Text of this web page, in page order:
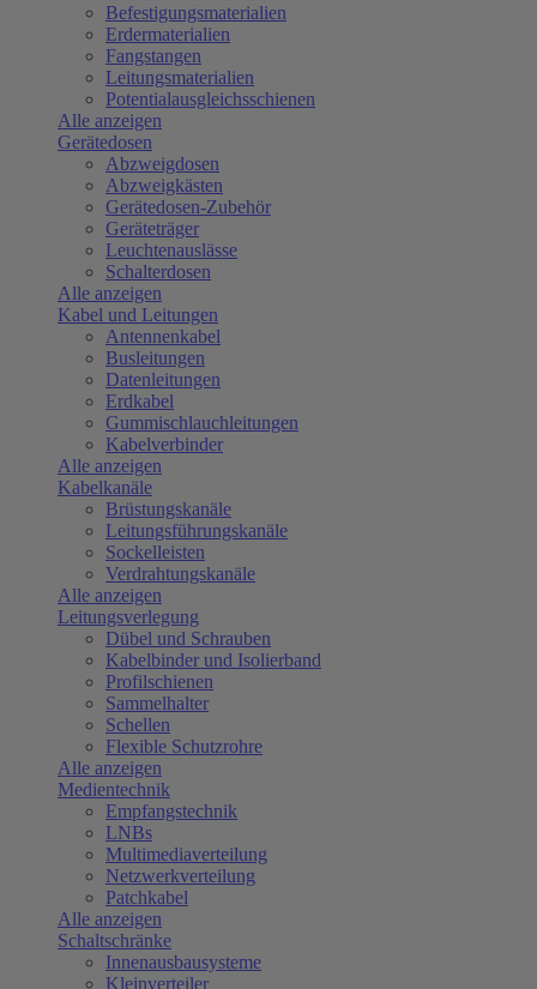
Befestigungsmaterialien
Erdermaterialien
Fangstangen
Leitungsmaterialien
Potentialausgleichsschienen
Alle anzeigen
Gerätedosen
Abzweigdosen
Abzweigkästen
Gerätedosen-Zubehör
Geräteträger
Leuchtenauslässe
Schalterdosen
Alle anzeigen
Kabel und Leitungen
Antennenkabel
Busleitungen
Datenleitungen
Erdkabel
Gummischlauchleitungen
Kabelverbinder
Alle anzeigen
Kabelkanäle
Brüstungskanäle
Leitungsführungskanäle
Sockelleisten
Verdrahtungskanäle
Alle anzeigen
Leitungsverlegung
Dübel und Schrauben
Kabelbinder und Isolierband
Profilschienen
Sammelhalter
Schellen
Flexible Schutzrohre
Alle anzeigen
Medientechnik
Empfangstechnik
LNBs
Multimediaverteilung
Netzwerkverteilung
Patchkabel
Alle anzeigen
Schaltschränke
Innenausbausysteme
Kleinverteiler